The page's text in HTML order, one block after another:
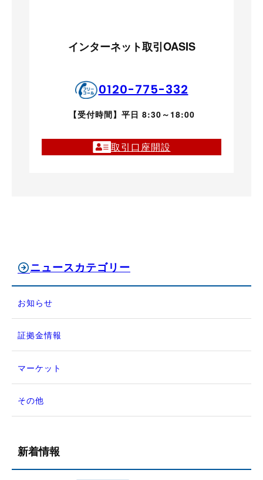
インターネット取引OASIS
0120-775-332
【受付時間】平日 8:30～18:00
取引口座開設
ニュースカテゴリー
お知らせ
証拠金情報
マーケット
その他
新着情報